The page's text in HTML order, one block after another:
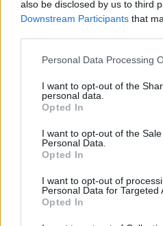
also be disclosed by us to third
Downstream Participants that
Personal Data Processing
I want to opt-out of the
personal data.
Opted In
I want to opt-out of the
Personal Data.
Opted In
I want to opt-out of
Personal Data for Targeted
Opted In
Σταθερά όμως φέτος
Ο Γιώργος Λιάβας δεν
μέσα στο γήπεδο.
ελευθερία στα χαφ -
στα προηγούμενα ματς
ποδοσφαιρική Ελλάδα
παντού- απέναντι στον
δημιούργησε το γκολ του